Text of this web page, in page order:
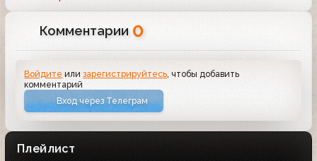
Комментарии 0
Войдите илизарегистрируйтесь , чтобы добавить
комментарий
Вход через Телеграм
Плейлист